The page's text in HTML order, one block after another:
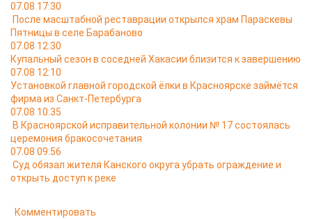
07.08 17:30
После масштабной реставрации открылся храм Параскевы
Пятницы в селе Барабаново
07.08 12:30
Купальный сезон в соседней Хакасии близится к завершению
07.08 12:10
Установкой главной городской ёлки в Красноярске займётся
фирма из Санкт-Петербурга
07.08 10:35
В Красноярской исправительной колонии № 17 состоялась
церемония бракосочетания
07.08 09:56
Суд обязал жителя Канского округа убрать ограждение и
открыть доступ к реке
Комментировать